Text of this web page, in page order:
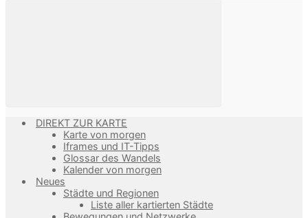
DIREKT ZUR KARTE
Karte von morgen
Iframes und IT-Tipps
Glossar des Wandels
Kalender von morgen
Neues
Städte und Regionen
Liste aller kartierten Städte